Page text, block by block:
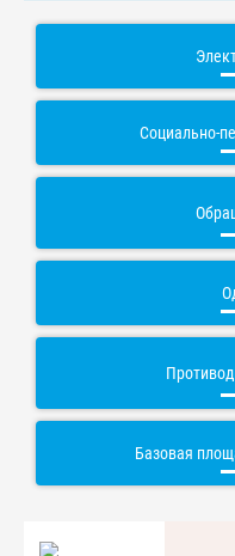
Социально-
Базовая